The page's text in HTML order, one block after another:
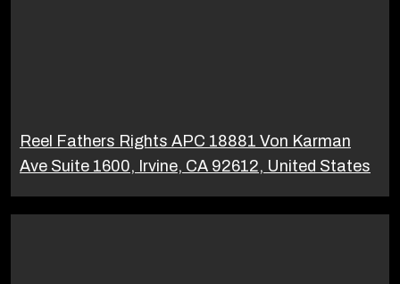
Reel Fathers Rights APC 18881 Von Karman
Ave Suite 1600, Irvine, CA 92612, United States